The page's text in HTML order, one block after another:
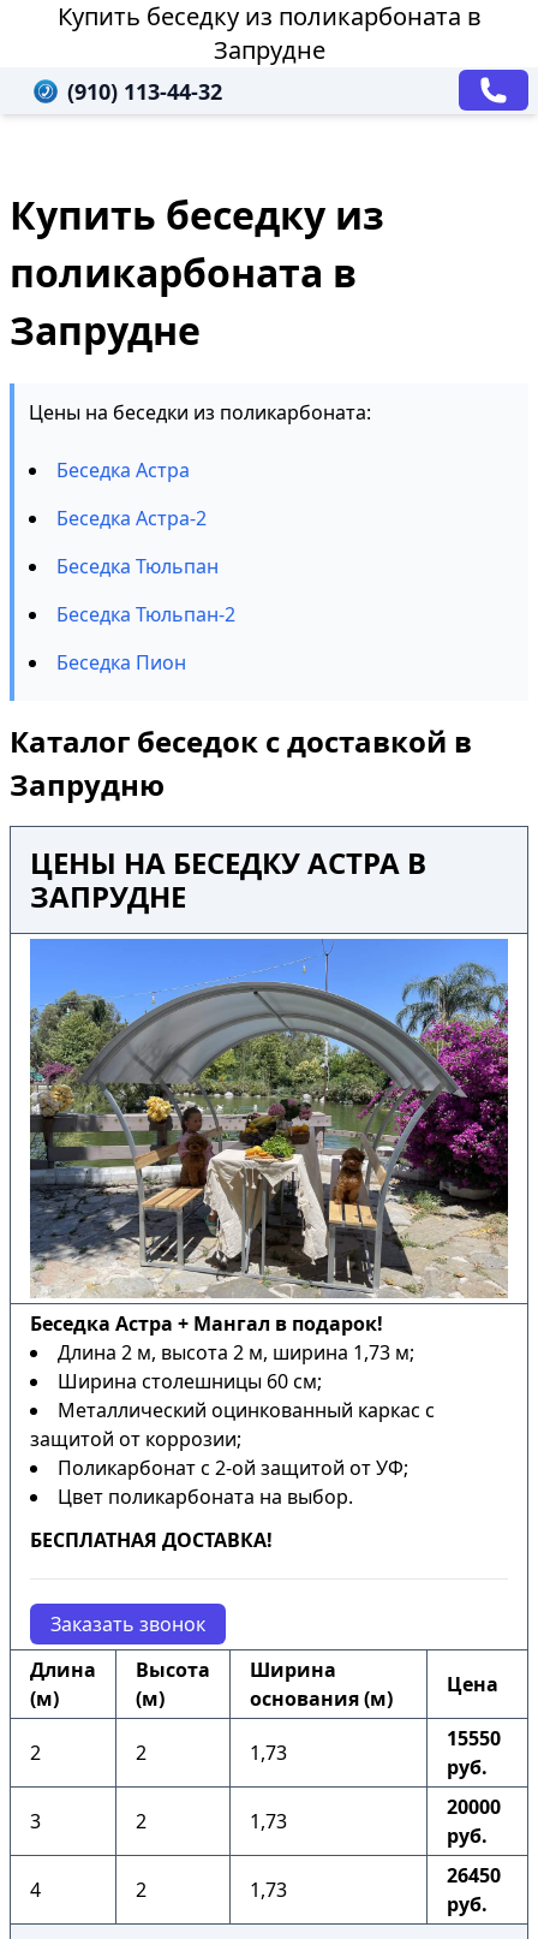
Купить беседку из поликарбоната в
Запрудне
(910) 113-44-32
Купить беседку из
поликарбоната в
Запрудне
Цены на беседки из поликарбоната:
Беседка Астра
Беседка Астра-2
Беседка Тюльпан
Беседка Тюльпан-2
Беседка Пион
Каталог беседок с доставкой в
Запрудню
ЦЕНЫ НА БЕСЕДКУ АСТРА В
ЗАПРУДНЕ
Беседка Астра + Мангал в подарок!
Длина 2 м, высота 2 м, ширина 1,73 м;
Ширина столешницы 60 см;
Металлический оцинкованный каркас с
защитой от коррозии;
Поликарбонат с 2-ой защитой от УФ;
Цвет поликарбоната на выбор.
БЕСПЛАТНАЯ ДОСТАВКА!
Заказать звонок
Длина
(м)
Высота
(м)
Ширина
основания (м)
Цена
2 2 1,73
15550
руб.
3 2 1,73
20000
руб.
4 2 1,73
26450
руб.